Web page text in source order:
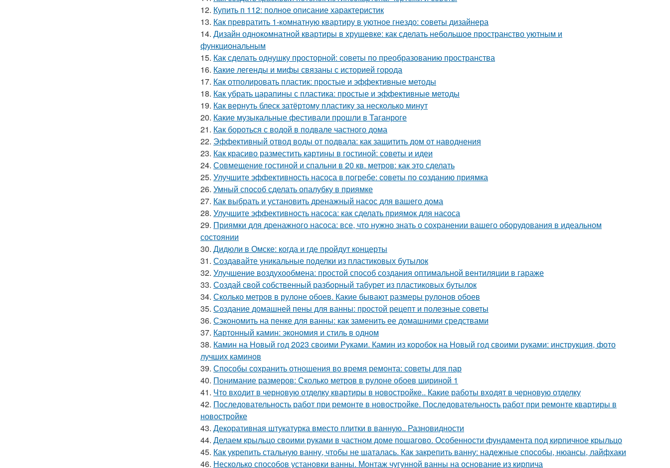
12. Купить п 112: полное описание характеристик
13. Как превратить 1-комнатную квартиру в уютное гнездо: советы дизайнера
14. Дизайн однокомнатной квартиры в хрущевке: как сделать небольшое пространство уютным и
функциональным
15. Как сделать однушку просторной: советы по преобразованию пространства
16. Какие легенды и мифы связаны с историей города
17. Как отполировать пластик: простые и эффективные методы
18. Как убрать царапины с пластика: простые и эффективные методы
19. Как вернуть блеск затёртому пластику за несколько минут
20. Какие музыкальные фестивали прошли в Таганроге
21. Как бороться с водой в подвале частного дома
22. Эффективный отвод воды от подвала: как защитить дом от наводнения
23. Как красиво разместить картины в гостиной: советы и идеи
24. Совмещение гостиной и спальни в 20 кв. метров: как это сделать
25. Улучшите эффективность насоса в погребе: советы по созданию приямка
26. Умный способ сделать опалубку в приямке
27. Как выбрать и установить дренажный насос для вашего дома
28. Улучшите эффективность насоса: как сделать приямок для насоса
29. Приямки для дренажного насоса: все, что нужно знать о сохранении вашего оборудования в идеальном
состоянии
30. Дидюли в Омске: когда и где пройдут концерты
31. Создавайте уникальные поделки из пластиковых бутылок
32. Улучшение воздухообмена: простой способ создания оптимальной вентиляции в гараже
33. Создай свой собственный разборный табурет из пластиковых бутылок
34. Сколько метров в рулоне обоев. Какие бывают размеры рулонов обоев
35. Создание домашней пены для ванны: простой рецепт и полезные советы
36. Сэкономить на пенке для ванны: как заменить ее домашними средствами
37. Картонный камин: экономия и стиль в одном
38. Камин на Новый год 2023 своими Руками. Камин из коробок на Новый год своими руками: инструкция, фото
лучших каминов
39. Способы сохранить отношения во время ремонта: советы для пар
40. Понимание размеров: Сколько метров в рулоне обоев шириной 1
41. Что входит в черновую отделку квартиры в новостройке.. Какие работы входят в черновую отделку
42. Последовательность работ при ремонте в новостройке. Последовательность работ при ремонте квартиры в
новостройке
43. Декоративная штукатурка вместо плитки в ванную.. Разновидности
44. Делаем крыльцо своими руками в частном доме пошагово. Особенности фундамента под кирпичное крыльцо
45. Как укрепить стальную ванну, чтобы не шаталась. Как закрепить ванну: надежные способы, нюансы, лайфхаки
46. Несколько способов установки ванны. Монтаж чугунной ванны на основание из кирпича